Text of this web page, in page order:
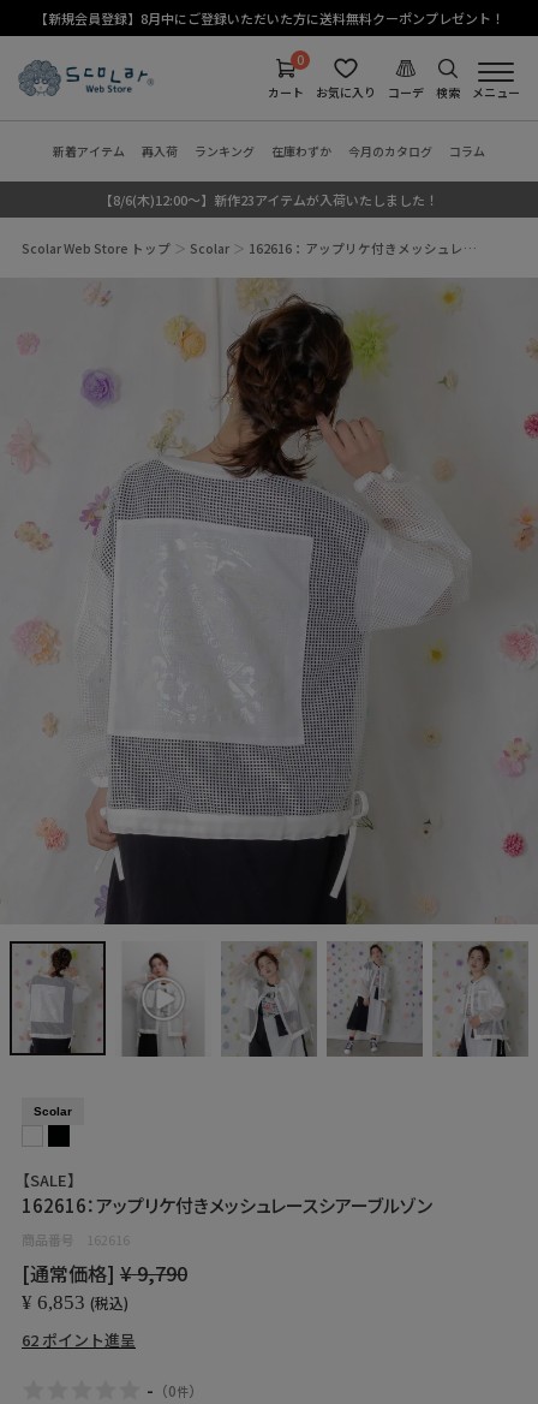
【新規会員登録】8月中にご登録いただいた方に送料無料クーポンプレゼント！
検索
コーデ
お気に入り
0
カート
メニュー
新着アイテム 再入荷 ランキング 在庫わずか 今月のカタログ コラム
【8/6(木)12:00～】新作23アイテムが入荷いたしました！
Scolar Web Store トップ Scolar 162616：アップリケ付きメッシュレ…
Scolar
【SALE】
162616：アップリケ付きメッシュレースシアーブルゾン
商品番号 162616
[通常価格] ¥9,790
¥ 6,853 税込
62 ポイント進呈
- （0件）